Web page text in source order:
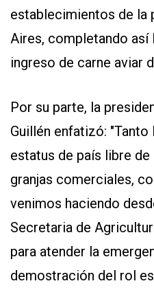
establecimientos de la
Aires, completando así
ingreso de carne aviar
Por su parte, la
Guillén enfatizó:
estatus de país libre de
granjas comerciales,
venimos haciendo
Secretaria de
para atender la
demostración del rol